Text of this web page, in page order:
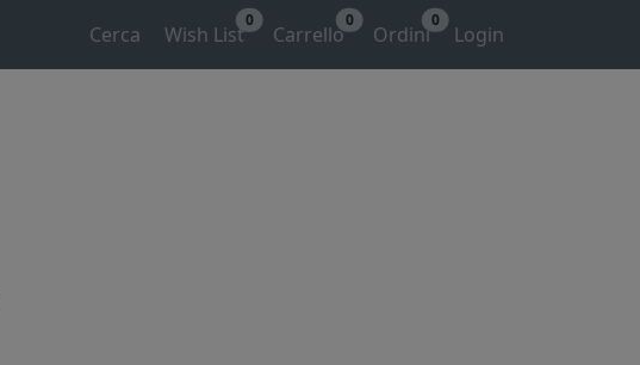
Cerca Wish List
0
Carrello
0
Ordini
0
Login